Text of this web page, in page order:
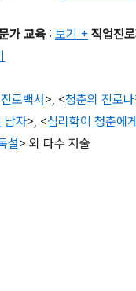
가 교육 : 보기 + 직업진
로백서>, <청춘의 진로
남자>, <심리학이 청춘에
설> 외 다수 저술